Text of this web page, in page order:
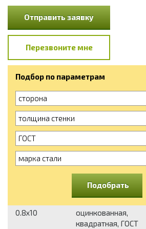
Отправить заявку
Перезвоните мне
Подбор по параметрам
сторона
толщина стенки
ГОСТ
марка стали
Подобрать
0.8x10
оцинкованная,
квадратная, ГОСТ